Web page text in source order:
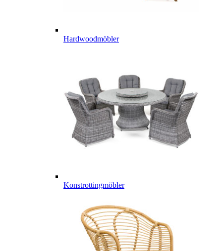
Hardwoodmöbler
Konstrottingmöbler